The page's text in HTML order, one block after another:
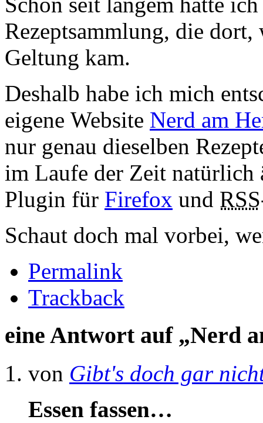
Rezeptsammlung, die
Geltung kam.
Deshalb habe ich mich
eigene Website Nerd am
nur genau dieselben
im Laufe der Zeit natürlich
Plugin für Firefox und RSS
Schaut doch mal vorbei,
Permalink
Trackback
eine Antwort auf „Nerd
von Gibt's doch gar
Essen fassen…